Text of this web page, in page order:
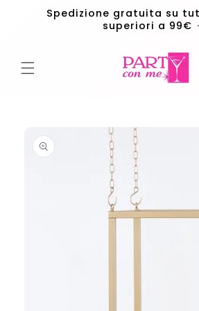
direttamenteSpedizione gratuita su
superiori a 99€
prodotto